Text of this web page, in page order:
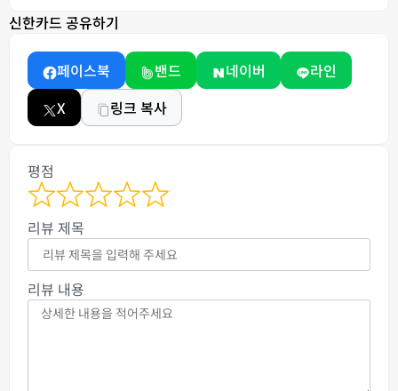
신한카드 공유하기
페이스북 밴드 네이버
라인
X
링크 복사
평점
리뷰 제목
리뷰 내용